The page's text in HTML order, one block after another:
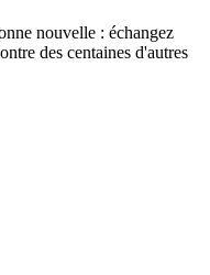
nouvelle : échangez
des centaines d'autres